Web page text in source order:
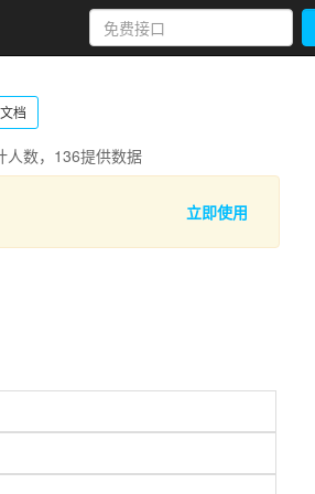
档
人数，136提供数据
立即使用